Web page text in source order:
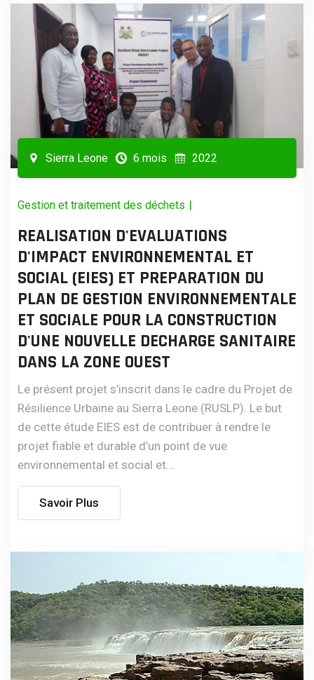
Sierra Leone 6 mois 2022
Gestion et traitement des déchets |
REALISATION D'EVALUATIONS
D'IMPACT ENVIRONNEMENTAL ET
SOCIAL (EIES) ET PREPARATION DU
PLAN DE GESTION ENVIRONNEMENTALE
ET SOCIALE POUR LA CONSTRUCTION
D'UNE NOUVELLE DECHARGE SANITAIRE
DANS LA ZONE OUEST
Le présent projet s’inscrit dans le cadre du Projet de
Résilience Urbaine au Sierra Leone (RUSLP). Le but
de cette étude EIES est de contribuer à rendre le
projet fiable et durable d’un point de vue
environnemental et social et...
Savoir Plus